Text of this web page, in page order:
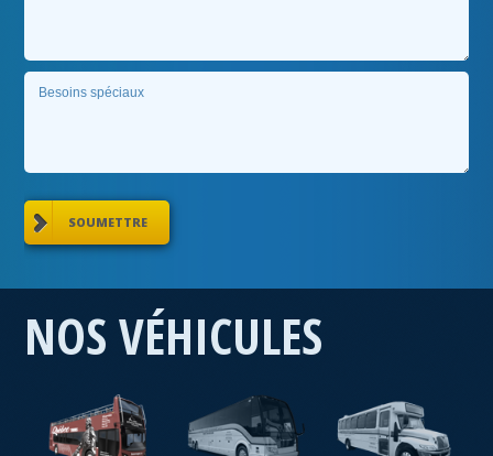
SOUMETTRE
NOS VÉHICULES